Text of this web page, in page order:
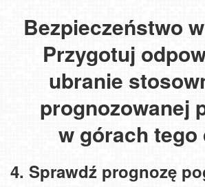
Bezpieczeństwo
Przygotuj
ubranie
prognozowanej
w górach tego
4. Sprawdź prognozę